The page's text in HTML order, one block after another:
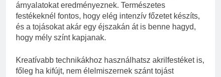
árnyalatokat eredményeznek. Természetes
festékeknél fontos, hogy elég intenzív főzetet készíts,
és a tojásokat akár egy éjszakán át is benne hagyd,
hogy mély színt kapjanak.
Kreatívabb technikákhoz használhatsz akrilfestéket is,
főleg ha kifújt, nem élelmiszernek szánt tojást